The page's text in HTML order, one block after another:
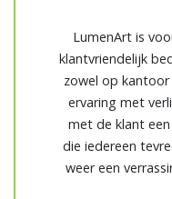
LumenArt is
klantvriendelijk
zowel op
ervaring met
met de klant
die iedereen
weer een